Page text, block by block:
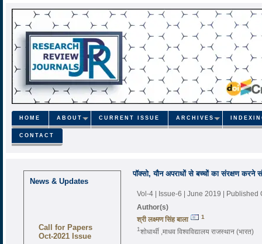
HOME ABOUT CURRENT ISSUE ARCHIVES
CONTACT
News & Updates
Call for Papers
Oct-2021 Issue
पॉक्सो, यौन अपराधों से बच्चों का संरक्षण करने
Vol-4 | Issue-6 | June 2019 | Published
Author(s)
श्री लक्ष्मण सिंह बाला
1
1शोधार्थी ,माधव विश्वविद्यालय राजस्थान (भारत)